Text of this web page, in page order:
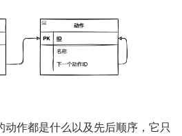
作都是什么以及先后顺序，它只